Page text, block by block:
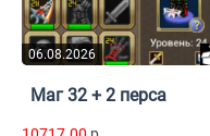
06.08.2026
Маг 32 + 2 перса